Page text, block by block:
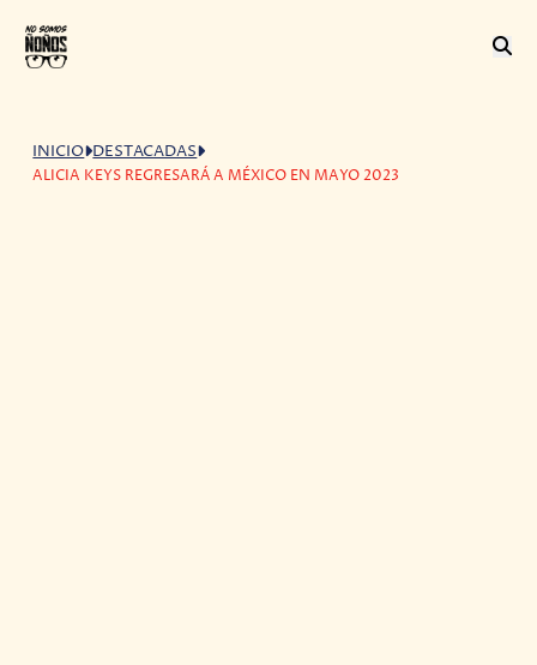
INICIO DESTACADAS
ALICIA KEYS REGRESARÁ A MÉXICO EN MAYO 2023